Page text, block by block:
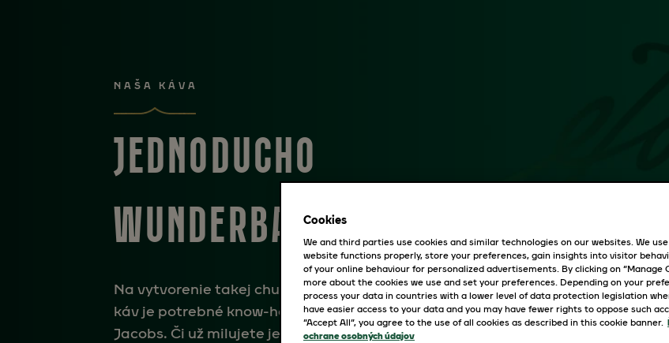
NAŠA KÁVA
JEDNODUCHO
WUNDERBAR
Na vytvorenie takej chutnej a rozmanitej škály
káv je potrebné know-how majstra kávy
Jacobs. Či už milujete jemné tóny filtrovanej
Cookies
We and third parties use cookies and similar technologies on our websites. We
website functions properly, store your preferences, gain insights into visitor
of your online behaviour for personalized advertisements. By clicking on “Manage
more about the cookies we use and set your preferences. Depending on your
process your data in countries with a lower level of data protection legislation
have easier access to your data and you may have fewer rights to oppose such
“Accept All”, you agree to the use of all cookies as described in this cookie banner.
ochrane osobných údajov